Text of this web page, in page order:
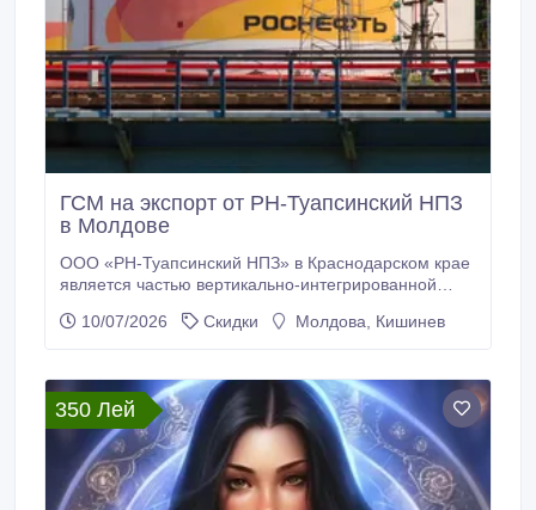
ГСМ на экспорт от РН-Туапсинский НПЗ
в Молдове
ООО «РН-Туапсинский НПЗ» в Краснодарском крае
является частью вертикально-интегрированной
российский НПЗ, расположенный на побережье
оборудование было демонтировано и эвакуировано
в город Красноводск.
10/07/2026 Скидки Молдова, Кишинев
350 Лей